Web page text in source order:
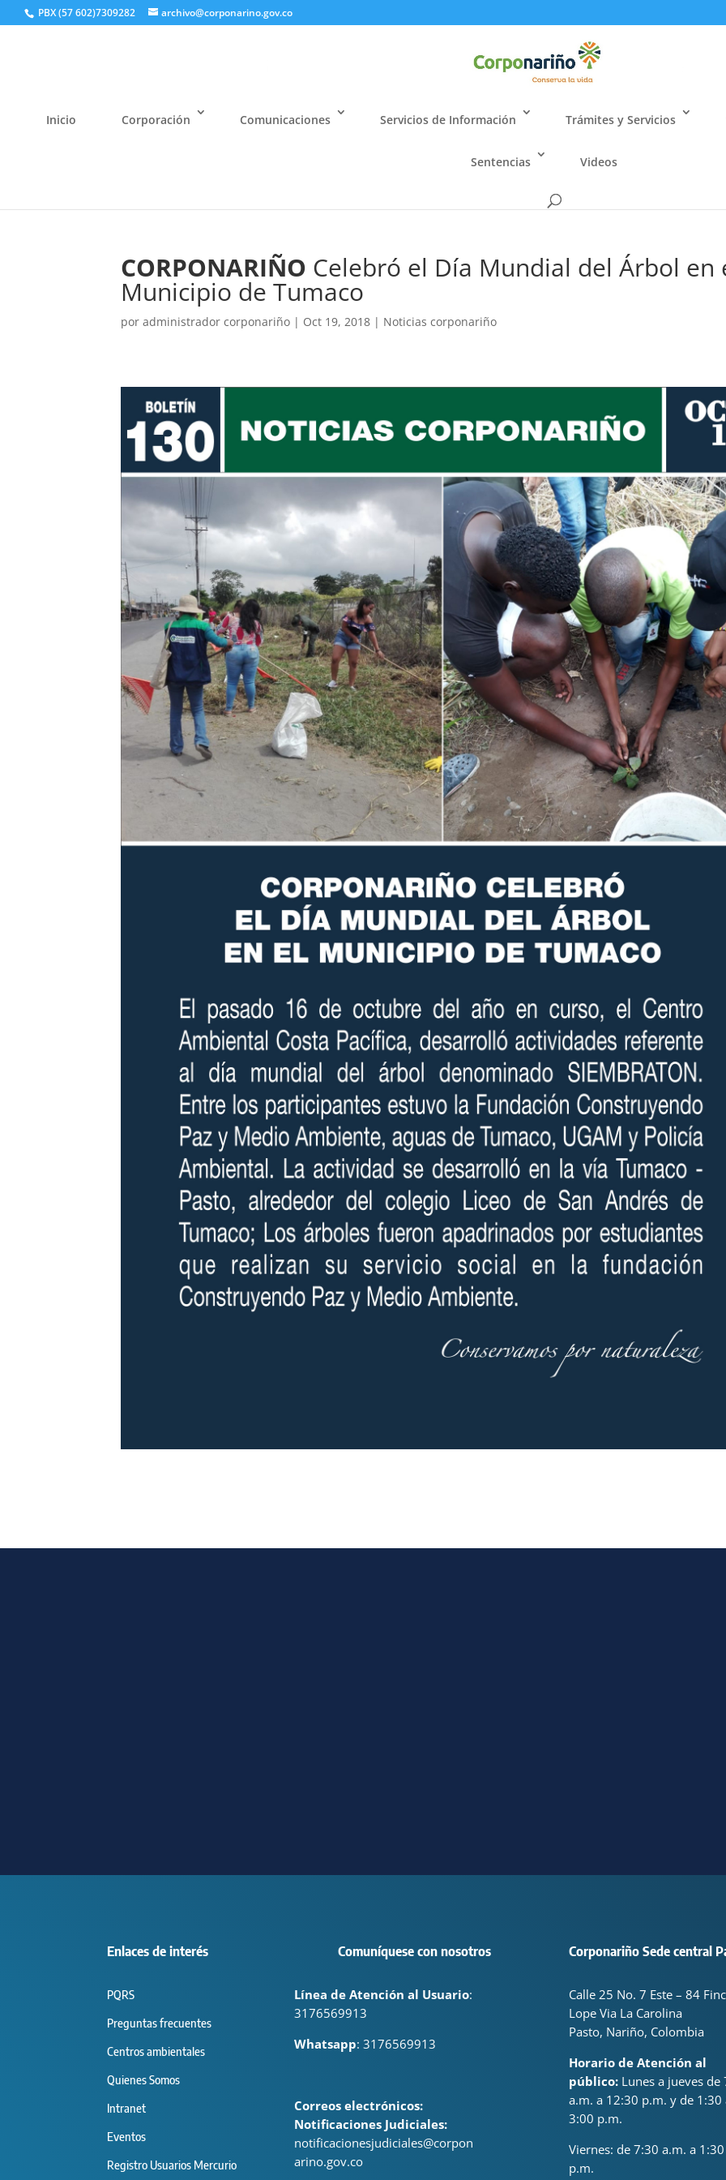
PBX (57 602)7309282 archivo@corponarino.gov.co
Inicio Corporación Comunicaciones Servicios de Información Trámites y Servicios
Sentencias Videos
CORPONARIÑO Celebró el Día Mundial del Árbol en
Municipio de Tumaco
poradministrador corponariño | Oct 19, 2018 | Noticias corponariño
Enlaces de interés
PQRS
Preguntas frecuentes
Centros ambientales
Quienes Somos
Intranet
Eventos
Registro Usuarios Mercurio
Comuníquese con nosotros
Línea de Atención al Usuario:
3176569913
Whatsapp: 3176569913
Correos electrónicos:
Notificaciones Judiciales:
notificacionesjudiciales@corpon
arino.gov.co
Corponariño Sede central
Calle 25 No. 7 Este – 84
Lope Via La Carolina
Pasto, Nariño, Colombia
Horario de Atención al
público:Lunes a jueves de
a.m. a 12:30 p.m. y de 1:30
3:00 p.m.
Viernes: de 7:30 a.m. a 1:30
p.m.